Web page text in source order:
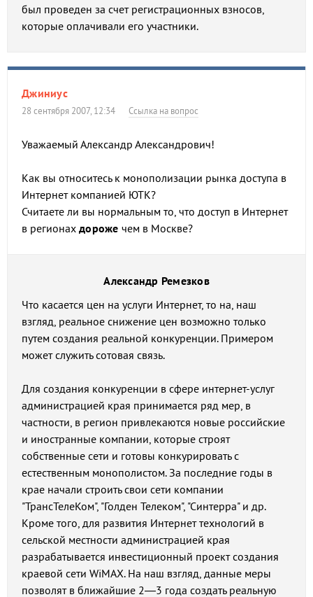
был проведен за счет регистрационных взносов,
которые оплачивали его участники.
Джиниус
28 сентября 2007, 12:34 Ссылка на вопрос
Уважаемый Александр Александрович!
Как вы относитесь к монополизации рынка доступа в
Интернет компанией ЮТК?
Считаете ли вы нормальным то, что доступ в Интернет
в регионах дороже чем в Москве?
Александр Ремезков
Что касается цен на услуги Интернет, то на, наш
взгляд, реальное снижение цен возможно только
путем создания реальной конкуренции. Примером
может служить сотовая связь.
Для создания конкуренции в сфере интернет-услуг
администрацией края принимается ряд мер, в
частности, в регион привлекаются новые российские
и иностранные компании, которые строят
собственные сети и готовы конкурировать с
естественным монополистом. За последние годы в
крае начали строить свои сети компании
"ТрансТелеКом", "Голден Телеком", "Синтерра" и др.
Кроме того, для развития Интернет технологий в
сельской местности администрацией края
разрабатывается инвестиционный проект создания
краевой сети WiMAX. На наш взгляд, данные меры
позволят в ближайшие 2—3 года создать реальную